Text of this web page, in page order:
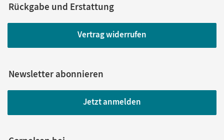
Rückgabe und Erstattung
Vertrag widerrufen
Newsletter abonnieren
Jetzt anmelden